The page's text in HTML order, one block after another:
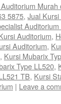
Murah
5875, Jual
Auditorium,
Auditorium,
, Kursi Mubarix
Type LL520,
TB, Kursi
| Leave a